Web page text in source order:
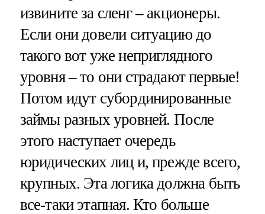
извините за сленг – акционеры.
Если они довели ситуацию до
такого вот уже неприглядного
уровня – то они страдают первые!
Потом идут субординированные
займы разных уровней. После
этого наступает очередь
юридических лиц и, прежде всего,
крупных. Эта логика должна быть
все-таки этапная. Кто больше